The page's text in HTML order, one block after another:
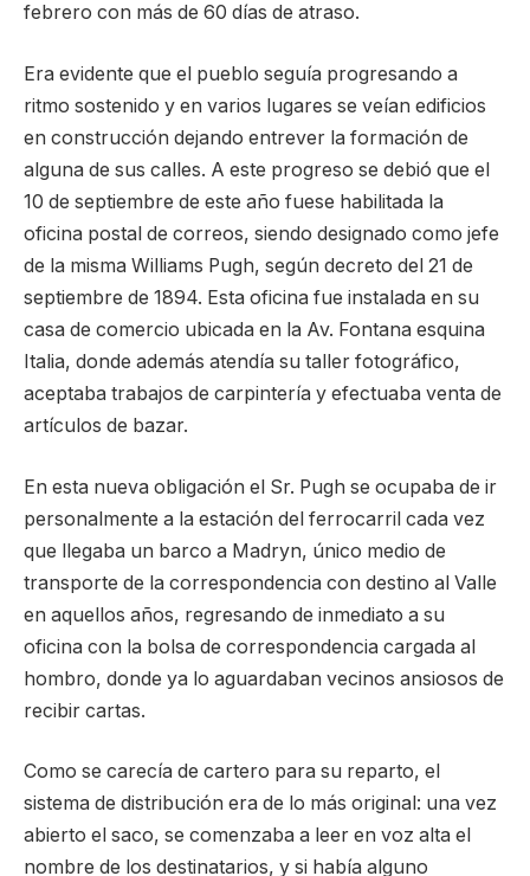
febrero con más de 60 días de atraso.
Era evidente que el pueblo seguía progresando a
ritmo sostenido y en varios lugares se veían edificios
en construcción dejando entrever la formación de
alguna de sus calles. A este progreso se debió que el
10 de septiembre de este año fuese habilitada la
oficina postal de correos, siendo designado como jefe
de la misma Williams Pugh, según decreto del 21 de
septiembre de 1894. Esta oficina fue instalada en su
casa de comercio ubicada en la Av. Fontana esquina
Italia, donde además atendía su taller fotográfico,
aceptaba trabajos de carpintería y efectuaba venta de
artículos de bazar.
En esta nueva obligación el Sr. Pugh se ocupaba de ir
personalmente a la estación del ferrocarril cada vez
que llegaba un barco a Madryn, único medio de
transporte de la correspondencia con destino al Valle
en aquellos años, regresando de inmediato a su
oficina con la bolsa de correspondencia cargada al
hombro, donde ya lo aguardaban vecinos ansiosos de
recibir cartas.
Como se carecía de cartero para su reparto, el
sistema de distribución era de lo más original: una vez
abierto el saco, se comenzaba a leer en voz alta el
nombre de los destinatarios, y si había alguno